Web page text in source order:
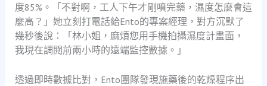
度85%。「不對啊，工人下午才剛噴完藥，濕度怎麼會這
麼高？」她立刻打電話給Ento的專案經理，對方沉默了
幾秒後說：「林小姐，麻煩您用手機拍攝濕度計畫面，
我現在調閱前兩小時的遠端監控數據。」
透過即時數據比對，Ento團隊發現施藥後的乾燥程序出